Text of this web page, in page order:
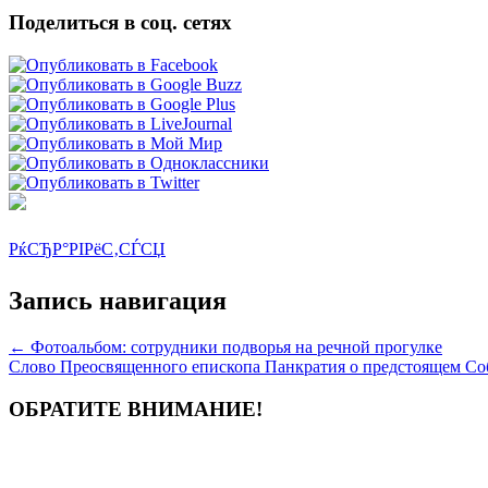
Поделиться в соц. сетях
РќСЂР°РІРёС‚СЃСЏ
Запись навигация
← Фотоальбом: сотрудники подворья на речной прогулке
Слово Преосвященного епископа Панкратия о предстоящем
ОБРАТИТЕ ВНИМАНИЕ!